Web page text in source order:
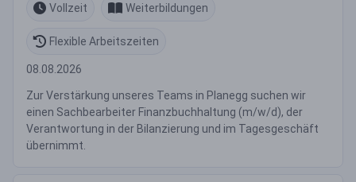
Vollzeit
Weiterbildungen
Flexible Arbeitszeiten
08.08.2026
Zur Verstärkung unseres Teams in Planegg suchen wir
einen Sachbearbeiter Finanzbuchhaltung (m/w/d), der
Verantwortung in der Bilanzierung und im Tagesgeschäft
übernimmt.